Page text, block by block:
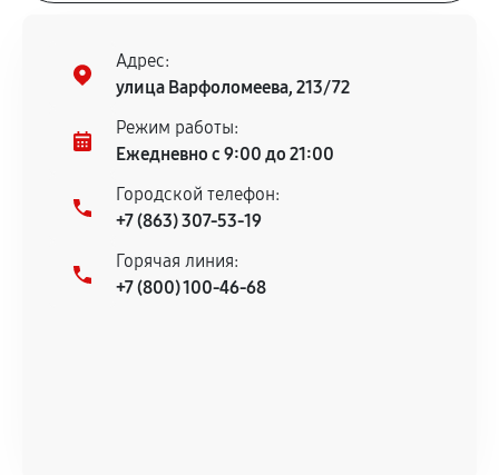
Адрес:
улица Варфоломеева, 213/72
Режим работы:
Ежедневно с 9:00 до 21:00
Городской телефон:
+7 (863) 307-53-19
Горячая линия:
+7 (800) 100-46-68